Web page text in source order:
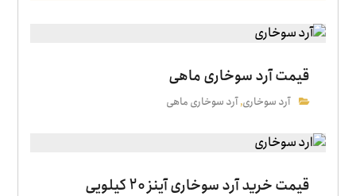
قیمت آرد سوخاری ماهی
آرد سوخاری,آرد سوخاری ماهی
قیمت خرید آرد سوخاری آینز 20 کیلویی